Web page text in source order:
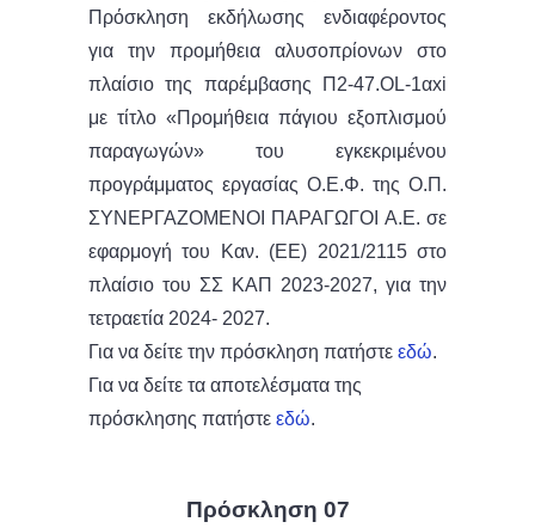
Πρόσκληση εκδήλωσης ενδιαφέροντος
για την προμήθεια αλυσοπρίονων στο
πλαίσιο της παρέμβασης Π2-47.OL-1αxi
με τίτλο «Προμήθεια πάγιου εξοπλισμού
παραγωγών» του εγκεκριμένου
προγράμματος εργασίας Ο.Ε.Φ. της Ο.Π.
ΣΥΝΕΡΓΑΖΟΜΕΝΟΙ ΠΑΡΑΓΩΓΟΙ Α.Ε. σε
εφαρμογή του Καν. (ΕΕ) 2021/2115 στο
πλαίσιο του ΣΣ ΚΑΠ 2023-2027, για την
τετραετία 2024- 2027.
Για να δείτε την πρόσκληση πατήστε εδώ.
Για να δείτε τα αποτελέσματα της
πρόσκλησης πατήστε εδώ.
Πρόσκληση 07